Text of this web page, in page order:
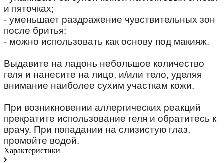
и пяточках;
- уменьшает раздражение чувствительных зон
после бритья;
- можно использовать как основу под макияж.
Выдавите на ладонь небольшое количество
геля и нанесите на лицо, и/или тело, уделяя
внимание наиболее сухим участкам кожи.
При возникновении аллергических реакций
прекратите использование геля и обратитесь к
врачу. При попадании на слизистую глаз,
промойте водой.
Характеристики